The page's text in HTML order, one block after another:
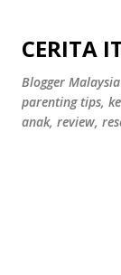
CERITA
Blogger
parenting tips,
anak, review,